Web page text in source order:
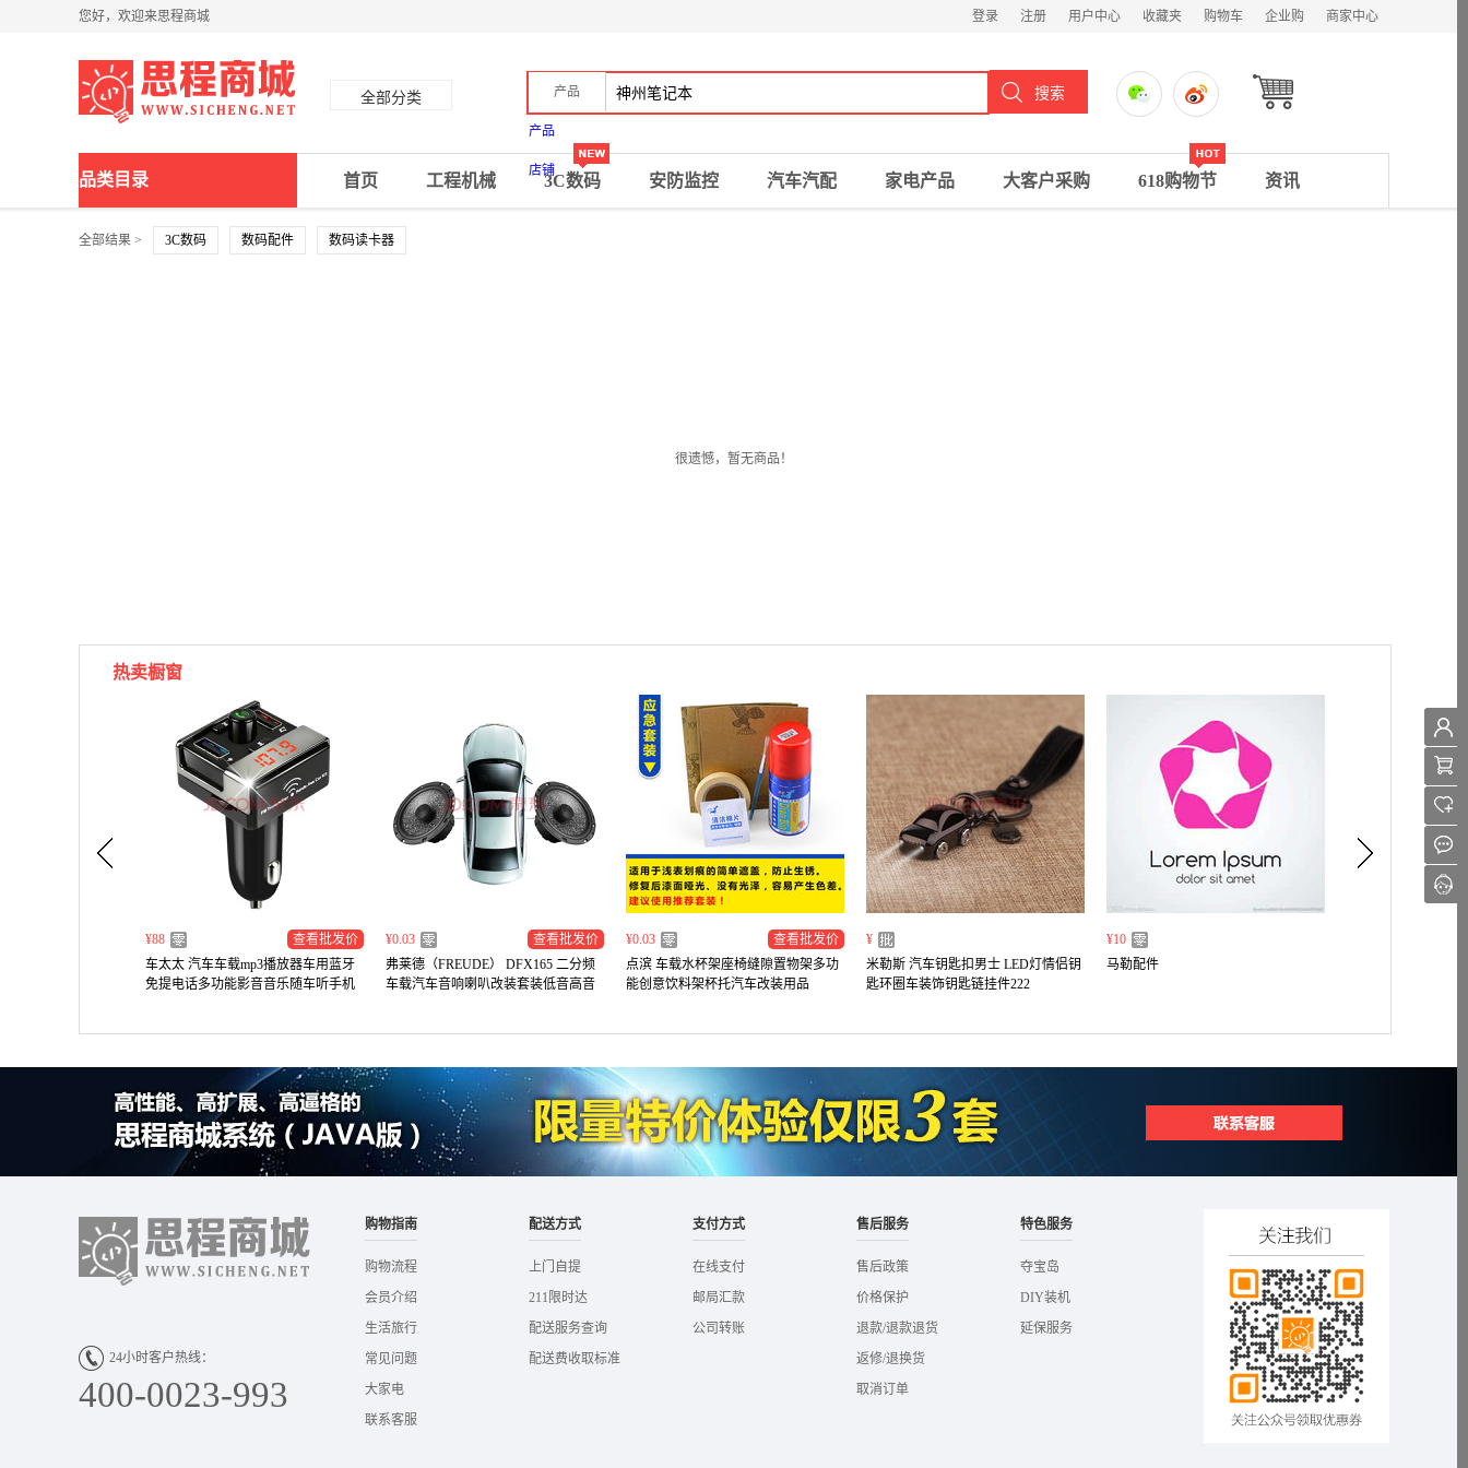
您好，欢迎来思程商城 登录 注册 用户中心 收藏夹 购物车 企业购 商家中心
全部分类 产品
产品
店铺
品类目录 首页 工程机械 3C数码 安防监控 汽车汽配 家电产品 大客户采购 618购物节 资讯
全部结果 > 3C数码 数码配件 数码读卡器
很遗憾，暂无商品！
热卖橱窗
¥88
查看批发价
车太太 汽车车载mp3播放器车用蓝牙
免提电话多功能影音音乐随车听手机
¥0.03
查看批发价
弗莱德（FREUDE） DFX165 二分频
车载汽车音响喇叭改装套装低音高音
¥0.03
查看批发价
点滨 车载水杯架座椅缝隙置物架多功
能创意饮料架杯托汽车改装用品
¥
米勒斯 汽车钥匙扣男士 LED灯情侣钥
匙环圈车装饰钥匙链挂件222
¥10
马勒配件
24小时客户热线：
400-0023-993
购物指南
购物流程
会员介绍
生活旅行
常见问题
大家电
联系客服
配送方式
上门自提
211限时达
配送服务查询
配送费收取标准
支付方式
在线支付
邮局汇款
公司转账
售后服务
售后政策
价格保护
退款/退款退货
返修/退换货
取消订单
特色服务
夺宝岛
DIY装机
延保服务